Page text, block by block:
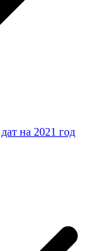
на 2021 год